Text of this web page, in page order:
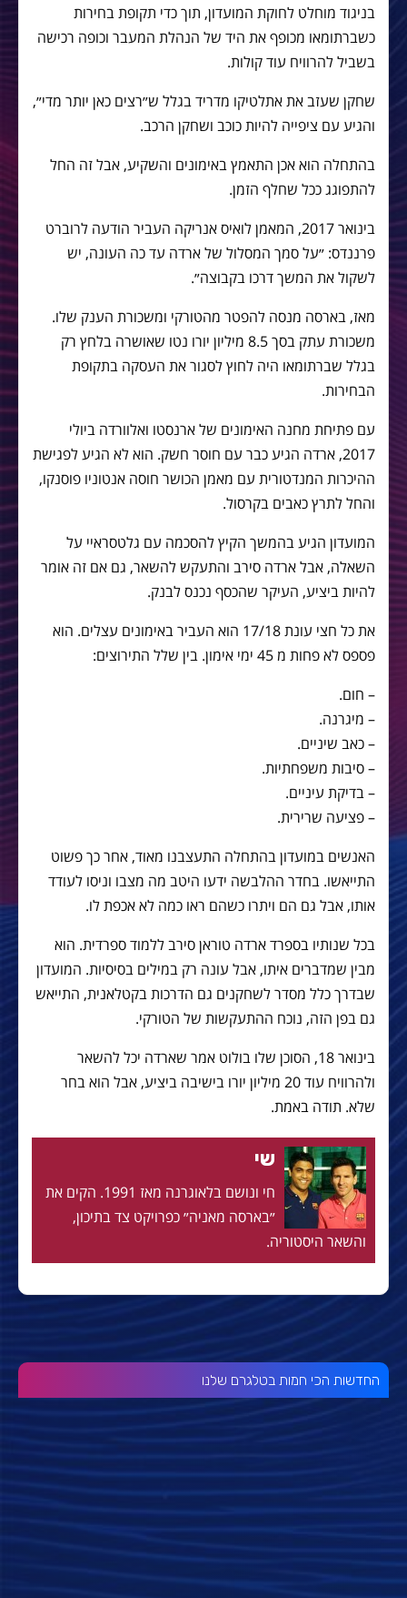
בניגוד מוחלט לחוקת המועדון, תוך כדי תקופת בחירות
כשברתומאו מכופף את היד של הנהלת המעבר וכופה רכישה
בשביל להרוויח עוד קולות.
שחקן שעזב את אתלטיקו מדריד בגלל ש״רצים כאן יותר מדי״,
והגיע עם ציפייה להיות כוכב ושחקן הרכב.
בהתחלה הוא אכן התאמץ באימונים והשקיע, אבל זה החל
להתפוגג ככל שחלף הזמן.
בינואר 2017, המאמן לואיס אנריקה העביר הודעה לרוברט
פרננדס: ״על סמך המסלול של ארדה עד כה העונה, יש
לשקול את המשך דרכו בקבוצה״.
מאז, בארסה מנסה להפטר מהטורקי ומשכורת הענק שלו.
משכורת עתק בסך 8.5 מיליון יורו נטו שאושרה בלחץ רק
בגלל שברתומאו היה לחוץ לסגור את העסקה בתקופת
הבחירות.
עם פתיחת מחנה האימונים של ארנסטו ואלוורדה ביולי
2017, ארדה הגיע כבר עם חוסר חשק. הוא לא הגיע לפגישת
ההיכרות המנדטורית עם מאמן הכושר חוסה אנטוניו פוסנקו,
והחל לתרץ כאבים בקרסול.
המועדון הגיע בהמשך הקיץ להסכמה עם גלטסראיי על
השאלה, אבל ארדה סירב והתעקש להשאר, גם אם זה אומר
להיות ביציע, העיקר שהכסף נכנס לבנק.
את כל חצי עונת 17/18 הוא העביר באימונים עצלים. הוא
פספס לא פחות מ 45 ימי אימון. בין שלל התירוצים:
– חום.
– מיגרנה.
– כאב שיניים.
– סיבות משפחתיות.
– בדיקת עיניים.
– פציעה שרירית.
האנשים במועדון בהתחלה התעצבנו מאוד, אחר כך פשוט
התייאשו. בחדר ההלבשה ידעו היטב מה מצבו וניסו לעודד
אותו, אבל גם הם ויתרו כשהם ראו כמה לא אכפת לו.
בכל שנותיו בספרד ארדה טוראן סירב ללמוד ספרדית. הוא
מבין שמדברים איתו, אבל עונה רק במילים בסיסיות. המועדון
שבדרך כלל מסדר לשחקנים גם הדרכות בקטלאנית, התייאש
גם בפן הזה, נוכח ההתעקשות של הטורקי.
בינואר 18, הסוכן שלו בולוט אמר שארדה יכל להשאר
ולהרוויח עוד 20 מיליון יורו בישיבה ביציע, אבל הוא בחר
שלא. תודה באמת.
שי
חי ונושם בלאוגרנה מאז 1991. הקים את
״בארסה מאניה״ כפרויקט צד בתיכון,
והשאר היסטוריה.
החדשות הכי חמות בטלגרם שלנו